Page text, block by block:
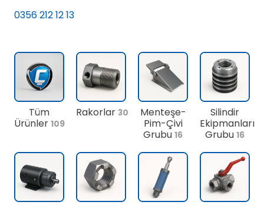
0356 212 12 13
Tüm
Ürünler 109
Rakorlar 30
Menteşe-
Pim-Çivi
Grubu 16
Silindir
Ekipmanları
Grubu 16